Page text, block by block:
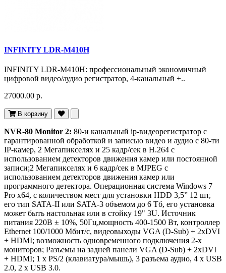
INFINITY LDR-M410H
INFINITY LDR-M410H: профессиональный экономичный
цифровой видео/аудио регистратор, 4-канальный +..
27000.00 р.
В корзину
NVR-80 Monitor 2: 80-и канальный ip-видеорегистратор с
гарантированной обработкой и записью видео и аудио с 80-ти
IP-камер, 2 Мегапикселях и 25 кадр/сек в H.264 с
использованием детекторов движения камер или постоянной
записи;2 Мегапикселях и 6 кадр/сек в MJPEG с
использованием детекторов движения камер или
программного детектора. Операционная система Windows 7
Pro x64, с количеством мест для установки HDD 3,5” 12 шт,
его тип SATA-II или SATA-3 объемом до 6 Тб, его установка
может быть настольная или в стойку 19" 3U. Источник
питания 220В ± 10%, 50Гц,мощность 400-1500 Вт, контроллер
Ethernet 100/1000 Мбит/с, видеовыходы VGA (D-Sub) + 2xDVI
+ HDMI; возможность одновременного подключения 2-х
мониторов; Разъемы на задней панели VGA (D-Sub) + 2xDVI
+ HDMI; 1 x PS/2 (клавиатура/мышь), 3 разъема аудио, 4 x USB
2.0, 2 x USB 3.0.